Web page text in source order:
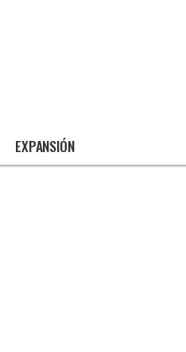
EXPANSIÓN